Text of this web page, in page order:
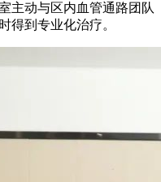
主动与区内血管通路团队
得到专业化治疗。